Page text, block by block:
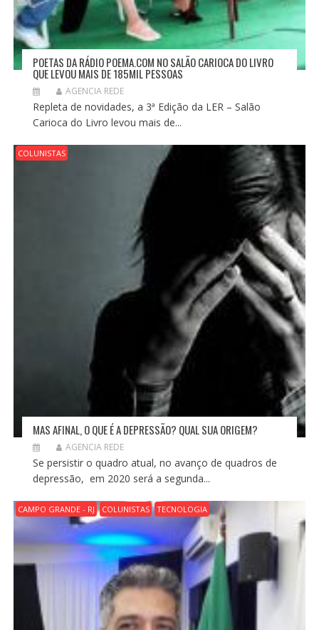
POETAS DA RÁDIO POEMA.COM NO SALÃO CARIOCA DO LIVRO
QUE LEVOU MAIS DE 185MIL PESSOAS
AGENCIA REDE
Repleta de novidades, a 3ª Edição da LER – Salão
Carioca do Livro levou mais de...
COLUNISTAS
MAS AFINAL, O QUE É A DEPRESSÃO? QUAL SUA ORIGEM?
AGENCIA REDE
Se persistir o quadro atual, no avanço de quadros de
depressão, em 2020 será a segunda...
CAMPO GRANDE - RJ COLUNISTAS TECNOLOGIA